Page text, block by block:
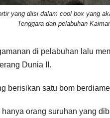
yang diisi dalam cool box yang
Tenggara dari pelabuhan
di pelabuhan lalu
Dunia II.
berisikan satu bom
orang suruhan yang